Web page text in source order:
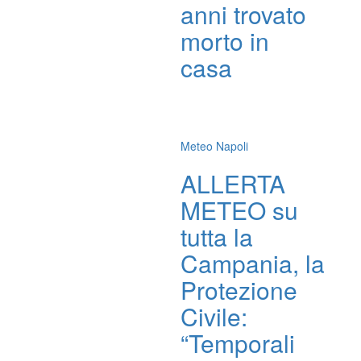
anni trovato
morto in
casa
Meteo Napoli
ALLERTA
METEO su
tutta la
Campania, la
Protezione
Civile:
“Temporali